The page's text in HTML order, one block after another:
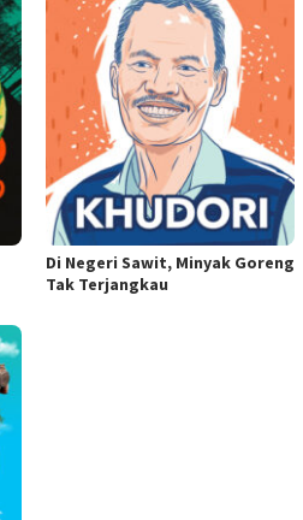
Di Negeri Sawit, Minyak Goreng
Tak Terjangkau